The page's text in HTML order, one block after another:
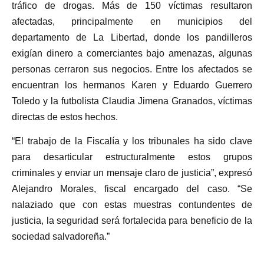
tráfico de drogas. Más de 150 víctimas resultaron
afectadas, principalmente en municipios del
departamento de La Libertad, donde los pandilleros
exigían dinero a comerciantes bajo amenazas, algunas
personas cerraron sus negocios. Entre los afectados se
encuentran los hermanos Karen y Eduardo Guerrero
Toledo y la futbolista Claudia Jimena Granados, víctimas
directas de estos hechos.
“El trabajo de la Fiscalía y los tribunales ha sido clave
para desarticular estructuralmente estos grupos
criminales y enviar un mensaje claro de justicia”, expresó
Alejandro Morales, fiscal encargado del caso. “Se
nalaziado que con estas muestras contundentes de
justicia, la seguridad será fortalecida para beneficio de la
sociedad salvadoreña.”